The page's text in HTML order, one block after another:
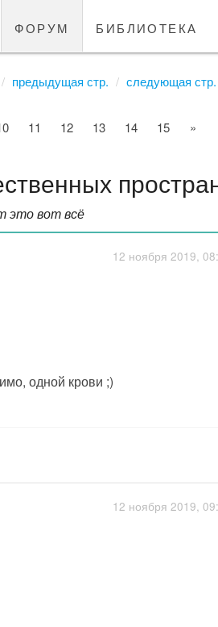
форум библиотека
предыдущая стр. следующая стр.
11 12 13 14 15 »
это вот всё
12 ноября 2019,
одной крови ;)
12 ноября 2019,